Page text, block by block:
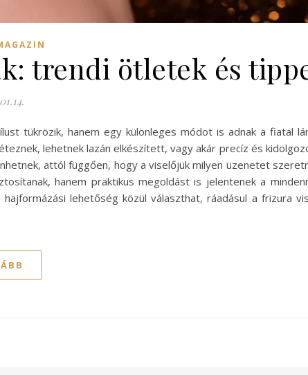
trendi ötletek és
tükrözik, hanem egy különleges módot is adnak a fiatal
lehetnek lazán elkészített, vagy akár precíz és
attól függően, hogy a viselőjük milyen üzenetet
hanem praktikus megoldást is jelentenek a
lehetőség közül választhat, ráadásul a frizura